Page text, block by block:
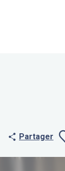
Partager